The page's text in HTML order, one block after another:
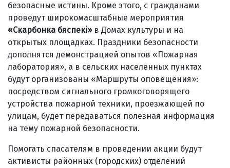
безопасные истины. Кроме этого, с гражданами
проведут широкомасштабные мероприятия
«Скарбонка бяспекi»в Домах культуры и на
открытых площадках. Праздники безопасности
дополнятся демонстрацией опытов «Пожарная
лаборатория», а в сельских населенных пунктах
будут организованы «Маршруты оповещения»:
посредством сигнального громкоговорящего
устройства пожарной техники, проезжающей по
улицам, будет передаваться полезная информация
на тему пожарной безопасности.
Помогать спасателям в проведении акции будут
активисты районных (городских) отделений